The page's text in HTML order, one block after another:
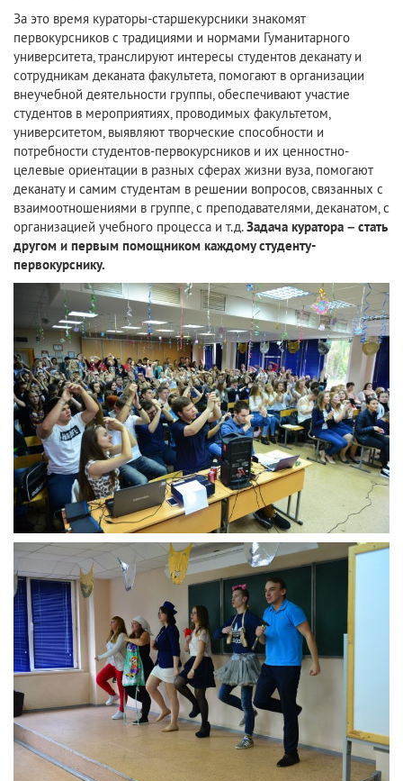
За это время кураторы-старшекурсники знакомят
первокурсников с традициями и нормами Гуманитарного
университета, транслируют интересы студентов деканату и
сотрудникам деканата факультета, помогают в организации
внеучебной деятельности группы, обеспечивают участие
студентов в мероприятиях, проводимых факультетом,
университетом, выявляют творческие способности и
потребности студентов-первокурсников и их ценностно-
целевые ориентации в разных сферах жизни вуза, помогают
деканату и самим студентам в решении вопросов, связанных с
взаимоотношениями в группе, с преподавателями, деканатом, с
организацией учебного процесса и т.д.Задача куратора – стать
другом и первым помощником каждому студенту-
первокурснику.